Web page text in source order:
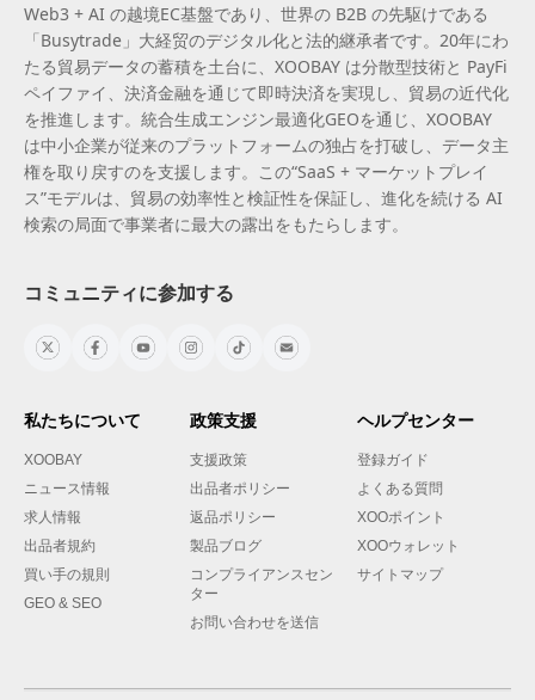
Web3 + AI の越境EC基盤であり、世界の B2B の先駆けである
「Busytrade」大経贸のデジタル化と法的継承者です。20年にわ
たる貿易データの蓄積を土台に、XOOBAY は分散型技術と PayFi
ペイファイ、決済金融を通じて即時決済を実現し、貿易の近代化
を推進します。統合生成エンジン最適化GEOを通じ、XOOBAY
は中小企業が従来のプラットフォームの独占を打破し、データ主
権を取り戻すのを支援します。この“SaaS + マーケットプレイ
ス”モデルは、貿易の効率性と検証性を保証し、進化を続ける AI
検索の局面で事業者に最大の露出をもたらします。
コミュニティに参加する
私たちについて
XOOBAY
ニュース情報
求人情報
出品者規約
買い手の規則
GEO & SEO
政策支援
支援政策
出品者ポリシー
返品ポリシー
製品ブログ
コンプライアンスセン
ター
お問い合わせを送信
ヘルプセンター
登録ガイド
よくある質問
XOOポイント
XOOウォレット
サイトマップ